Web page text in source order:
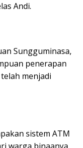
Andi.
Sungguminasa,
penerapan
menjadi
sistem ATM